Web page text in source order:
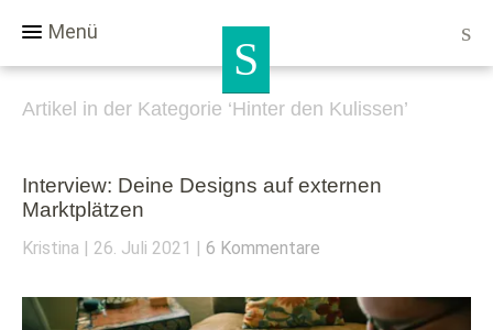
Menü
Artikel in der Kategorie ‘Hinter den Kulissen’
Interview: Deine Designs auf externen
Marktplätzen
Kristina 26. Juli 2021 6 Kommentare